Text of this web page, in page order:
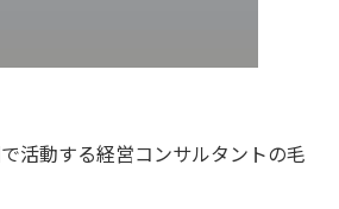
活動する経営コンサルタントの毛